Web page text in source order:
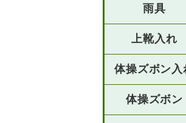
雨具
上靴入れ
体操ズボン入
体操ズボン